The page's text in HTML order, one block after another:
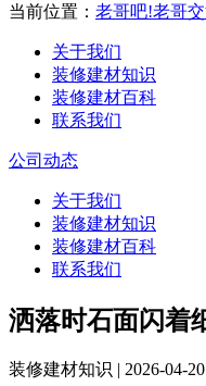
当前位置： 老哥吧!老哥
关于我们
装修建材知识
装修建材百科
联系我们
公司动态
关于我们
装修建材知识
装修建材百科
联系我们
洒落时石面闪着
装修建材知识 | 2026-04-